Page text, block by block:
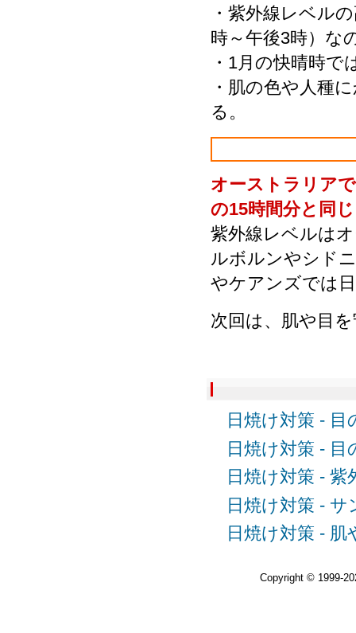
・紫外線レベル
時～午後3時）な
・1月の快晴時
・肌の色や人種
る。
オーストラリア
の15時間分と同
紫外線レベルは
ルボルンやシド
やケアンズでは
次回は、肌や目
日焼け対策 -
日焼け対策 - 目
日焼け対策 -
日焼け対策 -
日焼け対策 -
Copyright © 1999-